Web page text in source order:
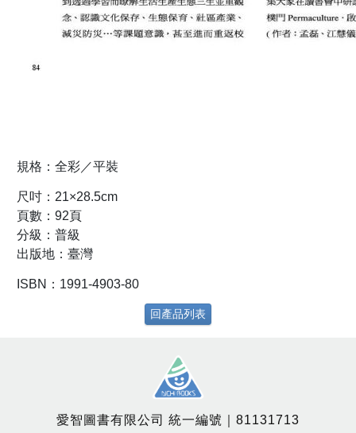
規格：全彩／平裝
尺吋：21×28.5cm
頁數：92頁
分級：普級
出版地：臺灣
ISBN：1991-4903-80
回產品列表
愛智圖書有限公司 統一編號｜81131713